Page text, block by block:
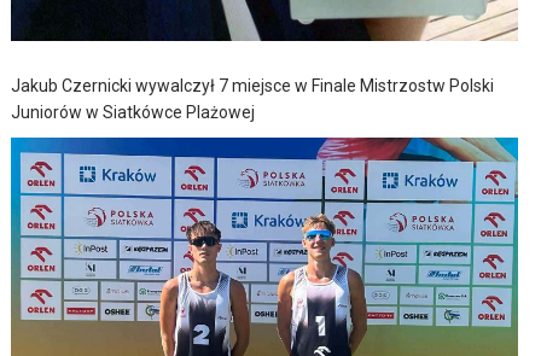
Jakub Czernicki wywalczył 7 miejsce w Finale Mistrzostw Polski
Juniorów w Siatkówce Plażowej